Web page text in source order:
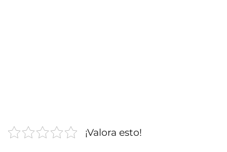
¡Valora esto!